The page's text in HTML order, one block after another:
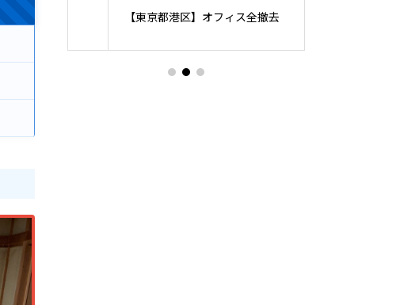
【東京都港区】オフィス全撤去